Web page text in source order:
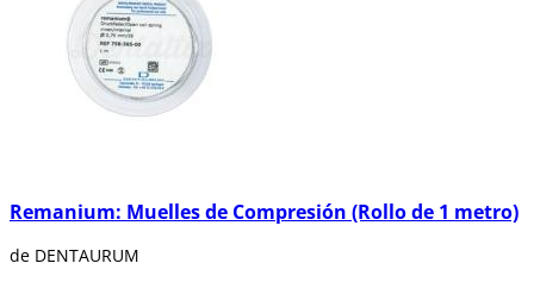
Remanium: Muelles de Compresión (Rollo de 1 metro)
de DENTAURUM